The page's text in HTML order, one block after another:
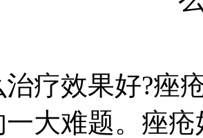
疗效果好?痤
一大难题。痤